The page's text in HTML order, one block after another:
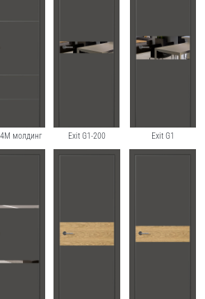
молдинг Exit G1-200 Exit G1